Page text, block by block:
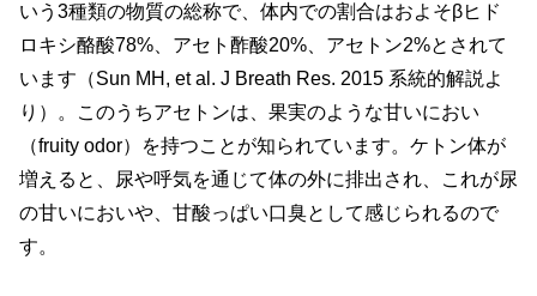
いう3種類の物質の総称で、体内での割合はおよそβヒド
ロキシ酪酸78%、アセト酢酸20%、アセトン2%とされて
います（Sun MH, et al. J Breath Res. 2015 系統的解説よ
り）。このうちアセトンは、果実のような甘いにおい
（fruity odor）を持つことが知られています。ケトン体が
増えると、尿や呼気を通じて体の外に排出され、これが尿
の甘いにおいや、甘酸っぱい口臭として感じられるので
す。